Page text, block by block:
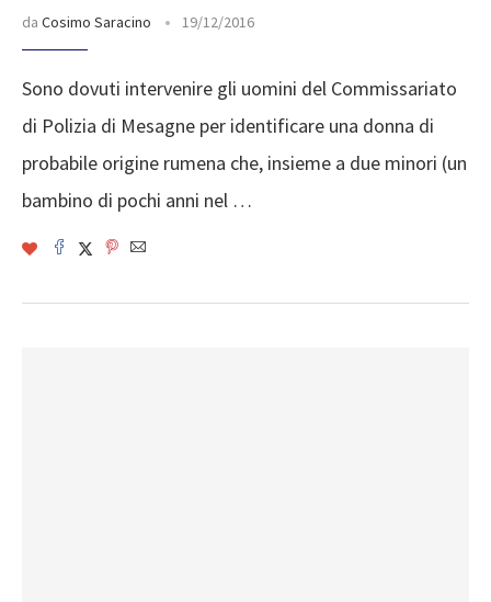
da Cosimo Saracino 19/12/2016
Sono dovuti intervenire gli uomini del Commissariato
di Polizia di Mesagne per identificare una donna di
probabile origine rumena che, insieme a due minori (un
bambino di pochi anni nel …